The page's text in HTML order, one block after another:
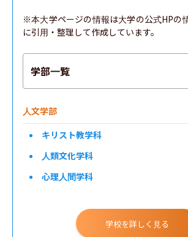
※本大学ページの情報は大学の公式HPの
に引用・整理して作成しています。
学部一覧
人文学部
キリスト教学科
人類文化学科
心理人間学科
学校を詳しく見る